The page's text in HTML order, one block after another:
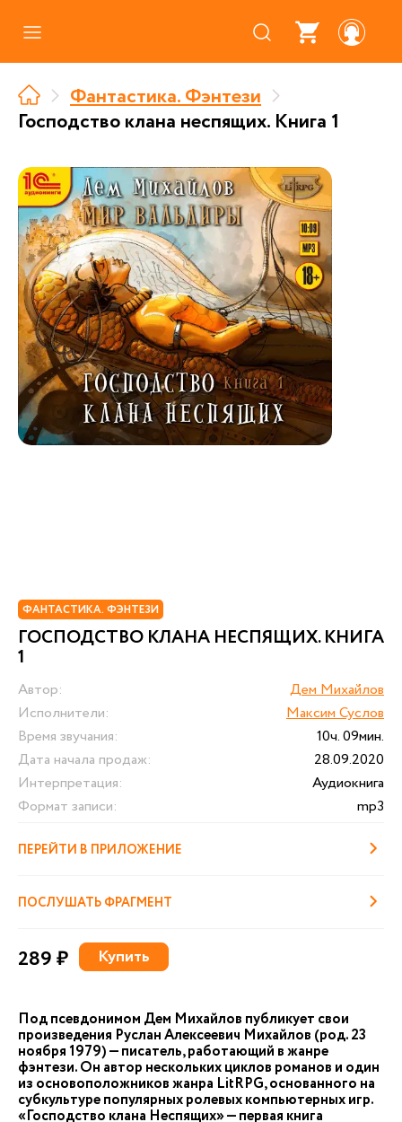
Где купить
О нас
Партнерам
Фантастика. Фэнтези
Господство клана неспящих. Книга 1
ФАНТАСТИКА. ФЭНТЕЗИ
ГОСПОДСТВО КЛАНА НЕСПЯЩИХ. КНИГА
1
Автор:
Дем Михайлов
Исполнители:
Максим Суслов
Время звучания:
10ч. 09мин.
Дата начала продаж:
28.09.2020
Интерпретация:
Аудиокнига
Формат записи:
mp3
ПЕРЕЙТИ В ПРИЛОЖЕНИЕ
ПОСЛУШАТЬ ФРАГМЕНТ
289 ₽ Купить
Под псевдонимом Дем Михайлов публикует свои
произведения Руслан Алексеевич Михайлов (род. 23
ноября 1979) — писатель, работающий в жанре
фэнтези. Он автор нескольких циклов романов и один
из основоположников жанра LitRPG, основанного на
субкультуре популярных ролевых компьютерных игр.
«Господство клана Неспящих» — первая книга